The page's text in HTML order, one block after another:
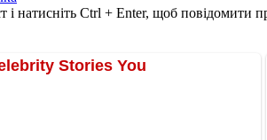
і натисніть Ctrl + Enter, щоб повідомити